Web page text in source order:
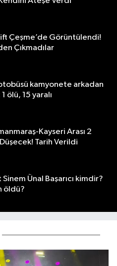
Çeşme’de Görüntülendi!
Çıkmadılar
kamyonete arkadan
ölü, 15 yaralı
Kayseri Arası 2
Tarih Verildi
Ünal Başarıcı kimdir?
öldü?